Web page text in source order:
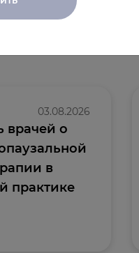
03.08.2026
врачей о
в
практике